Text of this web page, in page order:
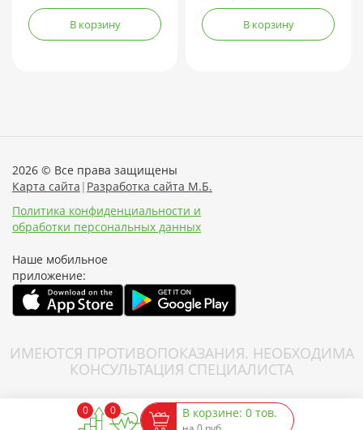
0 0 В корзине: 0 тов.
"СолоСтар"В корзину В корзину
2026 © Все права защищены
Карта сайта | Разработка сайта М.Б.
Политика конфиденциальности и
обработки персональных данных
Наше мобильное
приложение:
ИМЕЮТСЯ ПРОТИВОПОКАЗАНИЯ. НЕОБХОДИМА
КОНСУЛЬТАЦИЯ СПЕЦИАЛИСТА